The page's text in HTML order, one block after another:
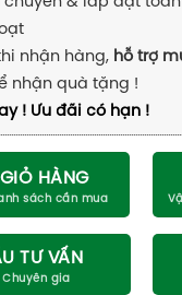
nhận hàng, hỗ trợ
nhận quà tặng !
! Ưu đãi có hạn !
HÀNG
TƯ VẤN